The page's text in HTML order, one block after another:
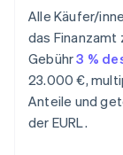
Alle Käufer/
das Finanzamt
Gebühr3 %
23.000 €,
Anteile und
der EURL.